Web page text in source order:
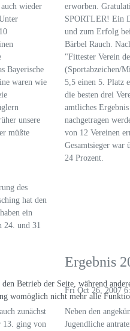
wieder
Bayerische
waren wie
unsere
müßte
des
hat den
ein
24. und 31
erworben.
SPORTLER! Ein
und zum Erfolg
Bärbel Rauch.
"Fittester Verein
(Sportabzeichen/
5,5 einen 5. Platz
die besten drei
amtliches
nachgetragen
von 12 Vereinen
Gesamtsieger war
24 Prozent.
zunächst
13. ging von
Ergebnis
Fri Oct 26, 2007
Neben den
Jugendliche
Betrieb der Seite, während
womöglich nicht mehr alle